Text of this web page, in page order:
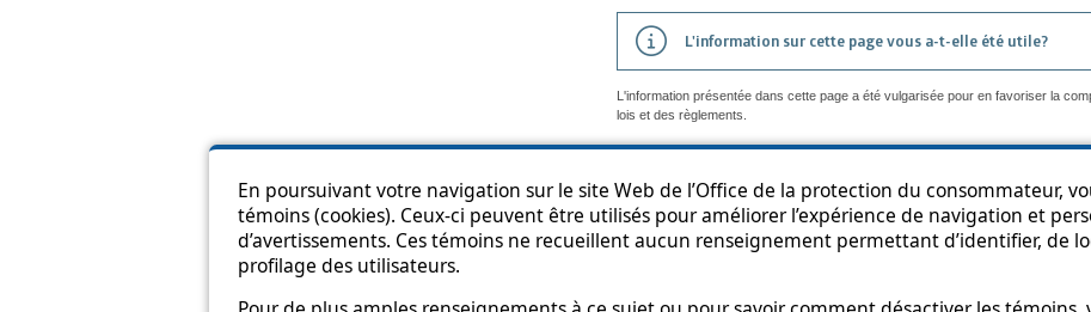
En poursuivant votre navigation sur le site Web de l’Office de la protection du consommateur,
témoins (cookies). Ceux-ci peuvent être utilisés pour améliorer l’expérience de navigation et
d’avertissements. Ces témoins ne recueillent aucun renseignement permettant d’identifier, de
profilage des utilisateurs.
L'information sur cette page vous a-t-elle été utile?
L'information présentée dans cette page a été vulgarisée pour en favoriser la
lois et des règlements.
Plan du site Accessibilité Politique de confidentialité Diffusion de l'information